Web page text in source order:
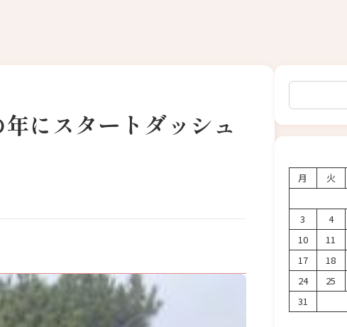
にスタートダッシュ
検索
月
火
3
4
10
11
17
18
24
25
31